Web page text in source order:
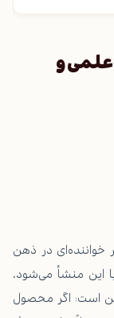
علمی و
خواننده‌ای در ذهن
این منشأ می‌شود،
است: اگر محصول